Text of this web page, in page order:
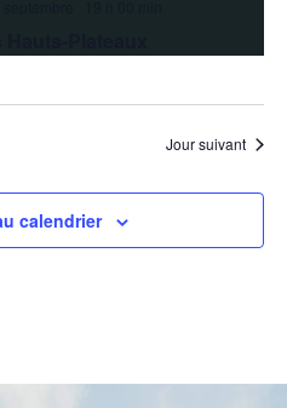
Jour suivant
calendrier